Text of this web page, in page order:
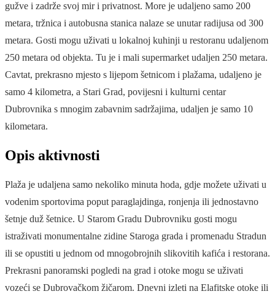
gužve i zadrže svoj mir i privatnost. More je udaljeno samo 200
metara, tržnica i autobusna stanica nalaze se unutar radijusa od 300
metara. Gosti mogu uživati u lokalnoj kuhinji u restoranu udaljenom
250 metara od objekta. Tu je i mali supermarket udaljen 250 metara.
Cavtat, prekrasno mjesto s lijepom šetnicom i plažama, udaljeno je
samo 4 kilometra, a Stari Grad, povijesni i kulturni centar
Dubrovnika s mnogim zabavnim sadržajima, udaljen je samo 10
kilometara.
Opis aktivnosti
Plaža je udaljena samo nekoliko minuta hoda, gdje možete uživati u
vodenim sportovima poput paraglajdinga, ronjenja ili jednostavno
šetnje duž šetnice. U Starom Gradu Dubrovniku gosti mogu
istraživati monumentalne zidine Staroga grada i promenadu Stradun
ili se opustiti u jednom od mnogobrojnih slikovitih kafića i restorana.
Prekrasni panoramski pogledi na grad i otoke mogu se uživati
vozeći se Dubrovačkom žičarom. Dnevni izleti na Elafitske otoke ili